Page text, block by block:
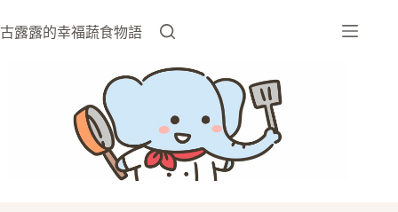
至
古露露的幸福蔬食物語